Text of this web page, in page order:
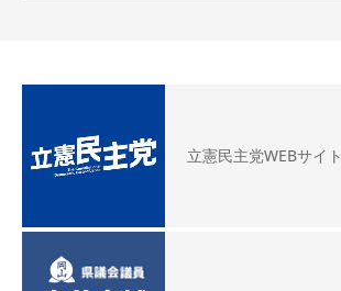
立憲民主党WEBサイト